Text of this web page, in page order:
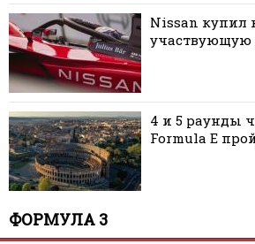
Nissan купил
участвующую
4 и 5 раунды
Formula E
ФОРМУЛА 3